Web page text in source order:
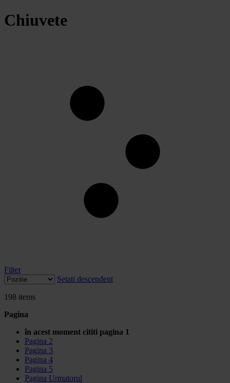
Chiuvete
Filter
Setati descendent
198 items
Pagina
în acest moment cititi pagina 1
Pagina 2
Pagina 3
Pagina 4
Pagina 5
Pagina Urmatorul